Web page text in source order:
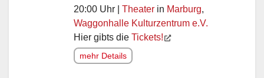
20:00 Uhr | Theater in Marburg,
Waggonhalle Kulturzentrum e.V.
Hier gibts die Tickets!
mehr Details